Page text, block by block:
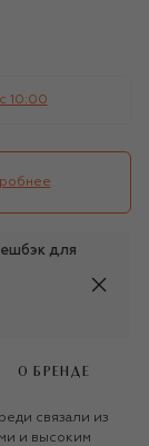
10:00
для
О БРЕНДЕ
связали из
и высоким